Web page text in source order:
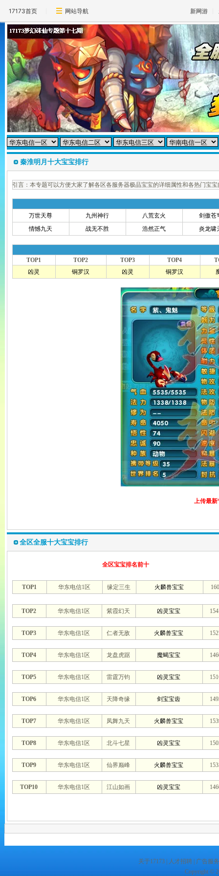
17173首页 网站导航 新网游
秦淮明月十大宝宝排行
引言：本专题可以方便大家了解各区各服务器极品宝宝的详细属性和各热门宝
万世天尊 九州神行 八荒玄火
剑傲苍
情憾九天
战无不胜 浩然正气 炎龙啸
TOP1 TOP2 TOP3 TOP4
凶灵
铜罗汉 凶灵 铜罗汉
上传最新
全区全服十大宝宝排行
全区宝宝排名前十
TOP1 华东电信1区 缘定三生 火麟兽宝宝
TOP2 华东电信1区 紫霞幻天 凶灵宝宝
TOP3 华东电信1区 仁者无敌 火麟兽宝宝
TOP4 华东电信1区 龙盘虎踞 魔蝎宝宝
TOP5 华东电信1区 雷霆万钧 凶灵宝宝
TOP6 华东电信1区 天降奇缘 剑宝宝齿
TOP7 华东电信1区 凤舞九天 火麟兽宝宝
TOP8 华东电信1区 北斗七星 凶灵宝宝
TOP9 华东电信1区 仙界巅峰 火麟兽宝宝
TOP10 华东电信1区 江山如画 凶灵宝宝
关于17173 人才招聘
广告服务
Copyright ©